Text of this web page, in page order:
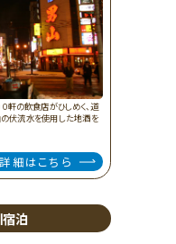
軒の飲食店がひしめく、道
伏流水を使用した地酒を
詳細はこちら
泊